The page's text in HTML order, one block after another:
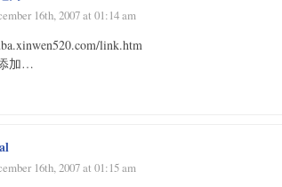
16th, 2007 at 01:14 am
link.htm
加…
16th, 2007 at 01:15 am